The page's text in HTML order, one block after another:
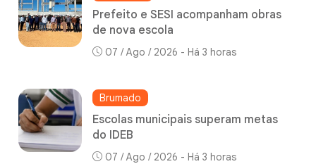
Prefeito e SESI acompanham obras
de nova escola
07 / Ago / 2026 - Há 3 horas
Brumado
Escolas municipais superam metas
do IDEB
07 / Ago / 2026 - Há 3 horas